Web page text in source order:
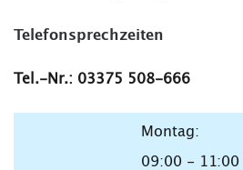
Telefonsprechzeiten
Tel.-Nr.: 03375 508-666
Montag:
09:00 - 11:00